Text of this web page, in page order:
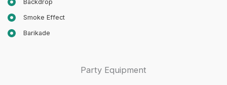
Backdrop
Smoke Effect
Barikade
Party Equipment